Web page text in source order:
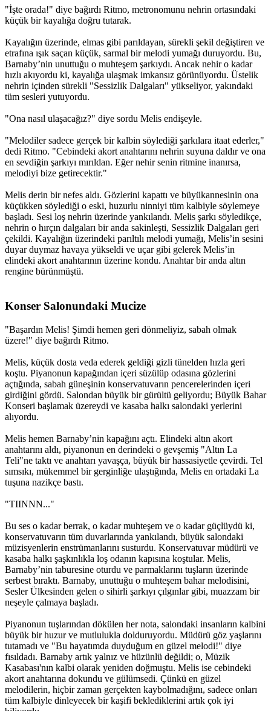
"İşte orada!" diye bağırdı Ritmo, metronomunu nehrin ortasındaki
küçük bir kayalığa doğru tutarak.
Kayalığın üzerinde, elmas gibi parıldayan, sürekli şekil değiştiren ve
etrafına ışık saçan küçük, sarmal bir melodi yumağı duruyordu. Bu,
Barnaby’nin unuttuğu o muhteşem şarkıydı. Ancak nehir o kadar
hızlı akıyordu ki, kayalığa ulaşmak imkansız görünüyordu. Üstelik
nehrin içinden sürekli "Sessizlik Dalgaları" yükseliyor, yakındaki
tüm sesleri yutuyordu.
"Ona nasıl ulaşacağız?" diye sordu Melis endişeyle.
"Melodiler sadece gerçek bir kalbin söylediği şarkılara itaat ederler,"
dedi Ritmo. "Cebindeki akort anahtarını nehrin suyuna daldır ve ona
en sevdiğin şarkıyı mırıldan. Eğer nehir senin ritmine inanırsa,
melodiyi bize getirecektir."
Melis derin bir nefes aldı. Gözlerini kapattı ve büyükannesinin ona
küçükken söylediği o eski, huzurlu ninniyi tüm kalbiyle söylemeye
başladı. Sesi loş nehrin üzerinde yankılandı. Melis şarkı söyledikçe,
nehrin o hırçın dalgaları bir anda sakinleşti, Sessizlik Dalgaları geri
çekildi. Kayalığın üzerindeki parıltılı melodi yumağı, Melis’in sesini
duyar duymaz havaya yükseldi ve uçar gibi gelerek Melis’in
elindeki akort anahtarının üzerine kondu. Anahtar bir anda altın
rengine bürünmüştü.
Konser Salonundaki Mucize​
"Başardın Melis! Şimdi hemen geri dönmeliyiz, sabah olmak
üzere!" diye bağırdı Ritmo.
Melis, küçük dosta veda ederek geldiği gizli tünelden hızla geri
koştu. Piyanonun kapağından içeri süzülüp odasına gözlerini
açtığında, sabah güneşinin konservatuvarın pencerelerinden içeri
girdiğini gördü. Salondan büyük bir gürültü geliyordu; Büyük Bahar
Konseri başlamak üzereydi ve kasaba halkı salondaki yerlerini
alıyordu.
Melis hemen Barnaby’nin kapağını açtı. Elindeki altın akort
anahtarını aldı, piyanonun en derindeki o gevşemiş "Altın La
Teli"ne taktı ve anahtarı yavaşça, büyük bir hassasiyetle çevirdi. Tel
sımsıkı, mükemmel bir gerginliğe ulaştığında, Melis en ortadaki La
tuşuna nazikçe bastı.
"TIINNN..."
Bu ses o kadar berrak, o kadar muhteşem ve o kadar güçlüydü ki,
konservatuvarın tüm duvarlarında yankılandı, büyük salondaki
müzisyenlerin enstrümanlarını susturdu. Konservatuvar müdürü ve
kasaba halkı şaşkınlıkla loş odanın kapısına koştular. Melis,
Barnaby’nin taburesine oturdu ve parmaklarını tuşların üzerinde
serbest bıraktı. Barnaby, unuttuğu o muhteşem bahar melodisini,
Sesler Ülkesinden gelen o sihirli şarkıyı çılgınlar gibi, muazzam bir
neşeyle çalmaya başladı.
Piyanonun tuşlarından dökülen her nota, salondaki insanların kalbini
büyük bir huzur ve mutlulukla dolduruyordu. Müdürü göz yaşlarını
tutamadı ve "Bu hayatımda duyduğum en güzel melodi!" diye
fısıldadı. Barnaby artık yalnız ve hüzünlü değildi; o, Müzik
Kasabası'nın kalbi olarak yeniden doğmuştu. Melis ise cebindeki
akort anahtarına dokundu ve gülümsedi. Çünkü en güzel
melodilerin, hiçbir zaman gerçekten kaybolmadığını, sadece onları
tüm kalbiyle dinleyecek bir kaşifi beklediklerini artık çok iyi